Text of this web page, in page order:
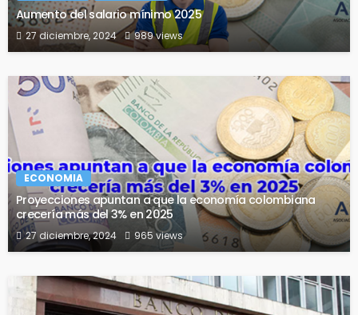
Aumento del salario mínimo 2025
27 diciembre, 2024 989 views
ECONOMIA
Proyecciones apuntan a que la economía colombiana
crecería más del 3% en 2025
27 diciembre, 2024 965 views